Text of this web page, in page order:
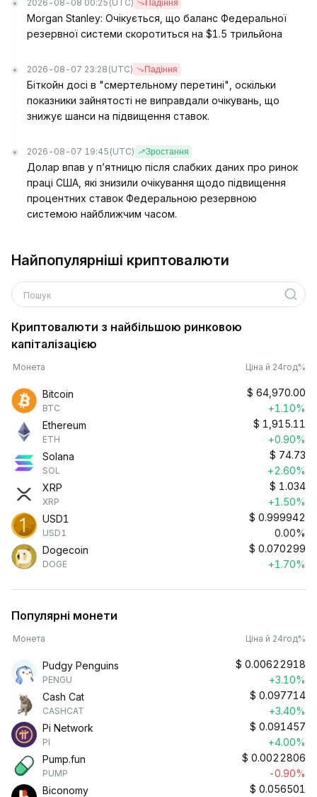
2026-08-08 00:25 (UTC) Падіння
Morgan Stanley: Очікується, що баланс Федеральної
резервної системи скоротиться на $1.5 трильйона
2026-08-07 23:28 (UTC) Падіння
Біткойн досі в "смертельному перетині", оскільки
показники зайнятості не виправдали очікувань, що
знижує шанси на підвищення ставок.
2026-08-07 19:45 (UTC) Зростання
Долар впав у п’ятницю після слабких даних про ринок
праці США, які знизили очікування щодо підвищення
процентних ставок Федеральною резервною
системою найближчим часом.
Найпопулярніші криптовалюти
Пошук
Криптовалюти з найбільшою ринковою
капіталізацією
Монета Ціна й 24год%
Bitcoin
BTC
$ 64,970.00
+1.10%
Ethereum
ETH
$ 1,915.11
+0.90%
Solana
SOL
$ 74.73
+2.60%
XRP
XRP
$ 1.034
+1.50%
USD1
USD1
$ 0.999942
0.00%
Dogecoin
DOGE
$ 0.070299
+1.70%
Популярні монети
Монета Ціна й 24год%
Pudgy Penguins
PENGU
$ 0.00622918
+3.10%
Cash Cat
CASHCAT
$ 0.097714
+3.40%
Pi Network
PI
$ 0.091457
+4.00%
Pump.fun
PUMP
$ 0.0022806
-0.90%
Biconomy
$ 0.056501